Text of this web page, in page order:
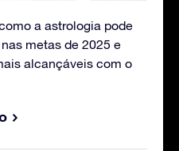
a astrologia pode
metas de 2025 e
alcançáveis com o